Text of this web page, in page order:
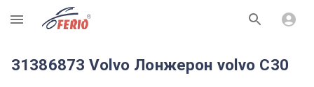
R
31386873 Volvo Лонжерон volvo C30